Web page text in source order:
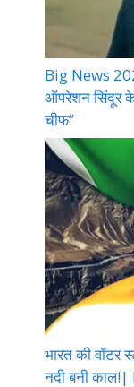
Big News
ऑपरेशन सिंदूर
चीफ”
भारत की वॉटर
नदी बनी